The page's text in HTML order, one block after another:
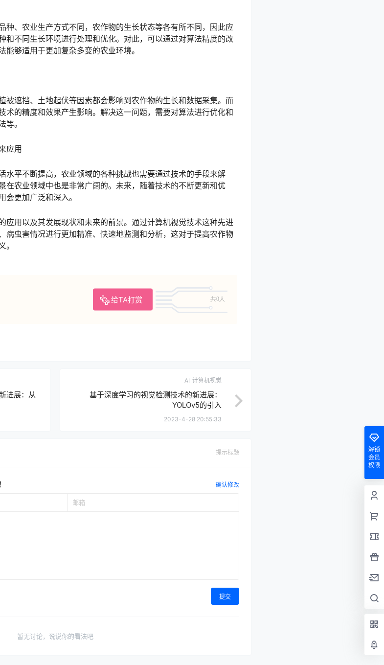
种、农业生产方式不同，农作物的生长状态等各有所不同，因此应
和不同生长环境进行处理和优化。对此，可以通过对算法精度的改
够适用于更加复杂多变的农业环境。
被遮挡、土地起伏等因素都会影响到农作物的生长和数据采集。而
术的精度和效果产生影响。解决这一问题，需要对算法进行优化和
等。
应用
水平不断提高，农业领域的各种挑战也需要通过技术的手段来解
在农业领域中也是非常广阔的。未来，随着技术的不断更新和优
会更加广泛和深入。
应用以及其发展现状和未来的前景。通过计算机视觉技术这种先进
病虫害情况进行更加精准、快速地监测和分析，这对于提高农作物
。
给TA打赏 共0人
进展：从
AI 计算机视觉
基于深度学习的视觉检测技术的新进展：
YOLOv5的引入
2023-4-28 20:55:33
提示标题
确认修改
提交
暂无讨论，说说你的看法吧
解锁
会员
权限